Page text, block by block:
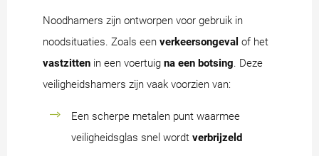
Noodhamers zijn ontworpen voor gebruik in
noodsituaties. Zoals een verkeersongeval of het
vastzitten in een voertuig na een botsing. Deze
veiligheidshamers zijn vaak voorzien van:
Een scherpe metalen punt waarmee
veiligheidsglas snel wordt verbrijzeld